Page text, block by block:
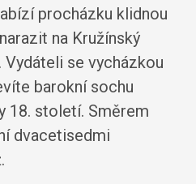
procházku klidnou
na Kružínský
se vycházkou
barokní sochu
18. století. Směrem
dvacetisedmi